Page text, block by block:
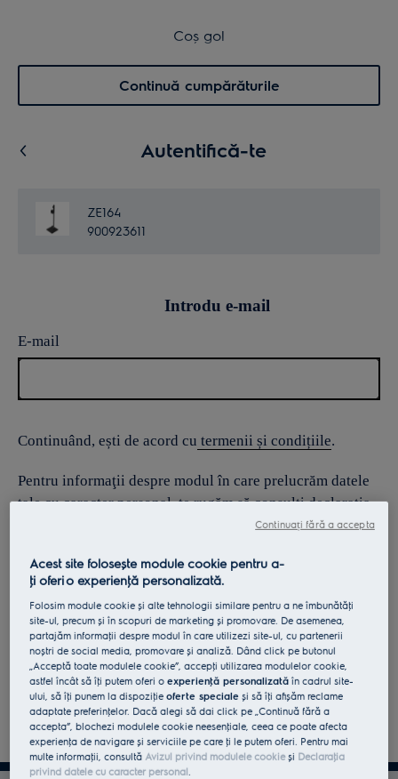
Menu 0
Coș de cumpărături
Coș gol
Continuă cumpărăturile
Autentifică-te
ZE164
900923611
Introdu e-mail
E-mail
Continuând, ești de acord cu termenii și condițiile.
Pentru informaţii despre modul în care prelucrăm datele
tale cu caracter personal, te rugăm să consulţi declaraţia
Acest site folosește module cookie pentru a-
ţi oferi o experienţă personalizată.
Folosim module cookie și alte tehnologii similare pentru a ne îmbunătăţi
site-ul, precum și în scopuri de marketing și promovare. De asemenea,
partajăm informaţii despre modul în care utilizezi site-ul, cu partenerii
noștri de social media, promovare și analiză. Dând click pe butonul
„Acceptă toate modulele cookie”, accepţi utilizarea modulelor cookie,
astfel încât să îţi putem oferi oexperienţă personalizată în cadrul site-
ului, să îţi punem la dispoziţieoferte speciale și să îţi afișăm reclame
adaptate preferinţelor. Dacă alegi să dai click pe „Continuă fără a
accepta”, blochezi modulele cookie neesenţiale, ceea ce poate afecta
experienţa de navigare și serviciile pe care ţi le putem oferi. Pentru mai
multe informaţii, consultă Avizul privind modulele cookieși Declaraţia
privind datele cu caracter personal.
Continuați fără a accepta